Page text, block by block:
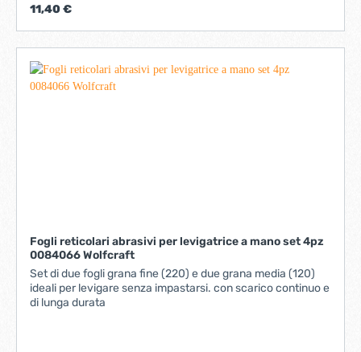
11,40 €
Fogli reticolari abrasivi per levigatrice a mano set 4pz
0084066 Wolfcraft
Set di due fogli grana fine (220) e due grana media (120)
ideali per levigare senza impastarsi. con scarico continuo e
di lunga durata